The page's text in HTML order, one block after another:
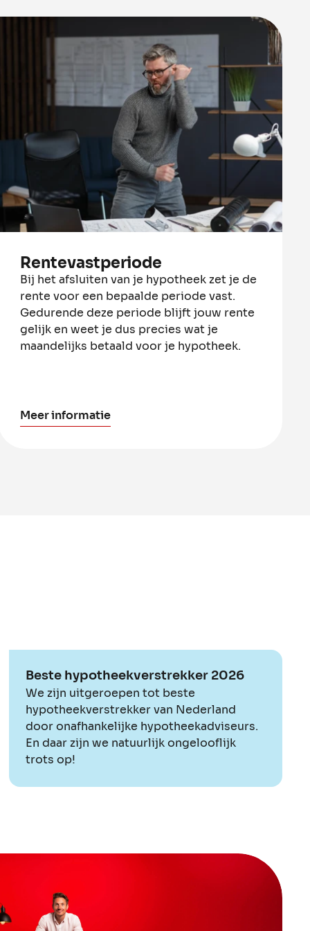
Rentevastperiode
Bij het afsluiten van je hypotheek zet je de
rente voor een bepaalde periode vast.
Gedurende deze periode blijft jouw rente
gelijk en weet je dus precies wat je
maandelijks betaald voor je hypotheek.
Meer informatie
Beste hypotheekverstrekker 2026
We zijn uitgeroepen tot beste
hypotheekverstrekker van Nederland
door onafhankelijke hypotheekadviseurs.
En daar zijn we natuurlijk ongelooflijk
trots op!